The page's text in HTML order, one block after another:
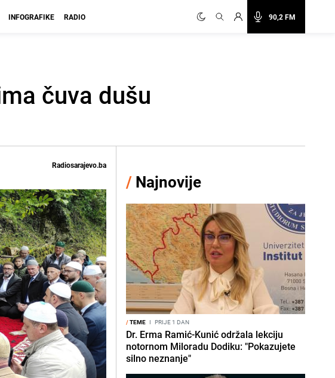
90,2 FM
INFOGRAFIKE RADIO
čuva dušu
Radiosarajevo.ba
/ Najnovije
/TEME I PRIJE 1 DAN
Dr. Erma Ramić-Kunić održala lekciju
notornom Miloradu Dodiku: "Pokazujete
silno neznanje"